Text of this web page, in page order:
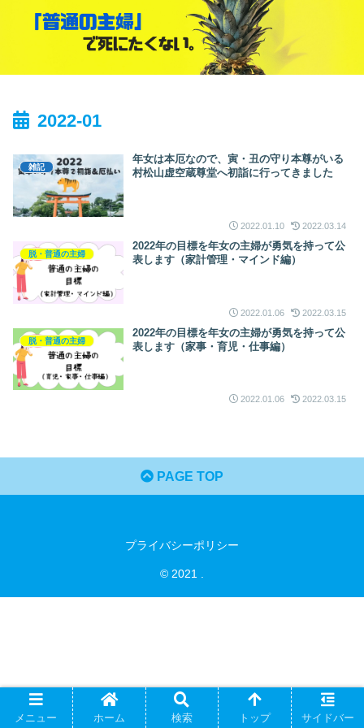
2022-01
雑記
年女は本厄なので、寅・丑の守り本尊がいる
村松山虚空蔵尊堂へ初詣に行ってきました
2022.01.10 2022.03.14
脱・普通の主婦
2022年の目標を年女の主婦が勇気を持って公
表します（家計管理・マインド編）
2022.01.06 2022.03.15
脱・普通の主婦
2022年の目標を年女の主婦が勇気を持って公
表します（家事・育児・仕事編）
2022.01.06 2022.03.15
PAGE TOP
プライバシーポリシー
© 2021 .
メニュー ホーム 検索 トップ サイドバー